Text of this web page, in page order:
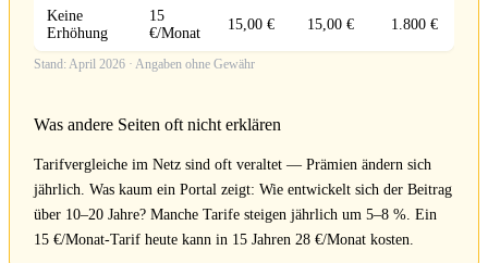
Keine
Erhöhung
15
€/Monat
15,00 € 15,00 € 1.800 €
Stand: April 2026 · Angaben ohne Gewähr
Was andere Seiten oft nicht erklären
Tarifvergleiche im Netz sind oft veraltet — Prämien ändern sich
jährlich. Was kaum ein Portal zeigt: Wie entwickelt sich der Beitrag
über 10–20 Jahre? Manche Tarife steigen jährlich um 5–8 %. Ein
15 €/Monat-Tarif heute kann in 15 Jahren 28 €/Monat kosten.